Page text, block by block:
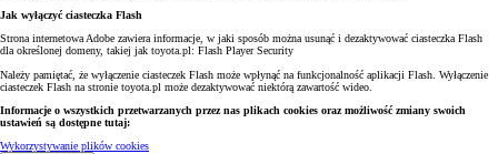
Jak wyłączyć ciasteczka Flash
Strona internetowa Adobe zawiera informacje, w jaki sposób można usunąć i dezaktywować ciasteczka Flash
dla określonej domeny, takiej jak toyota.pl: Flash Player Security
Należy pamiętać, że wyłączenie ciasteczek Flash może wpłynąć na funkcjonalność aplikacji Flash. Wyłączenie
ciasteczek Flash na stronie toyota.pl może dezaktywować niektórą zawartość wideo.
Informacje o wszystkich przetwarzanych przez nas plikach cookies oraz możliwość zmiany swoich
ustawień są dostępne tutaj:
Wykorzystywanie plików cookies